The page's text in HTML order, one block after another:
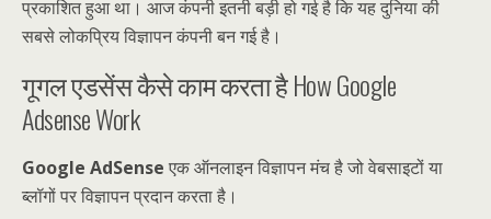
प्रकाशित हुआ था। आज कंपनी इतनी बड़ी हो गई है कि यह दुनिया की
सबसे लोकप्रिय विज्ञापन कंपनी बन गई है।
गूगल एडसेंस कैसे काम करता है How Google
Adsense Work
Google AdSense एक ऑनलाइन विज्ञापन मंच है जो वेबसाइटों या
ब्लॉगों पर विज्ञापन प्रदान करता है।